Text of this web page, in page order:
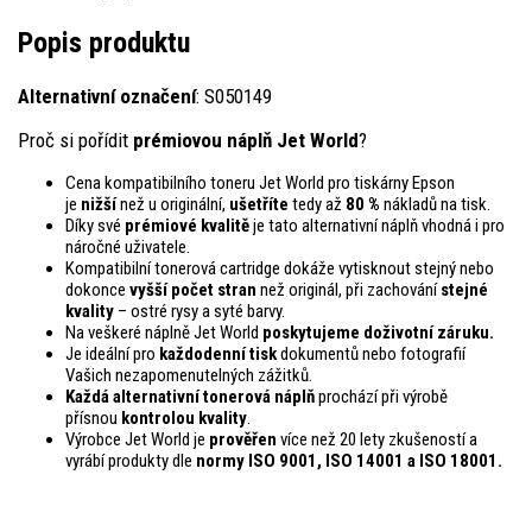
Popis produktu
Alternativní označení: S050149
Proč si pořídit prémiovou náplň Jet World?
Cena kompatibilního toneru Jet World pro tiskárny Epson
je nižšínež u originální, ušetříte tedy až 80 % nákladů na tisk.
Díky své prémiové kvalitěje tato alternativní náplň vhodná i pro
náročné uživatele.
Kompatibilní tonerová cartridge dokáže vytisknout stejný nebo
dokonce vyšší počet stran než originál, při zachovánístejné
kvality – ostré rysy a syté barvy.
Na veškeré náplně Jet World poskytujeme doživotní záruku.
Je ideální pro každodenní tiskdokumentů nebo fotografií
Vašich nezapomenutelných zážitků.
Každá alternativní tonerová náplňprochází při výrobě
přísnou kontrolou kvality.
Výrobce Jet World je prověřen více než 20 lety zkušeností a
vyrábí produkty dle normy ISO 9001, ISO 14001 a ISO 18001.